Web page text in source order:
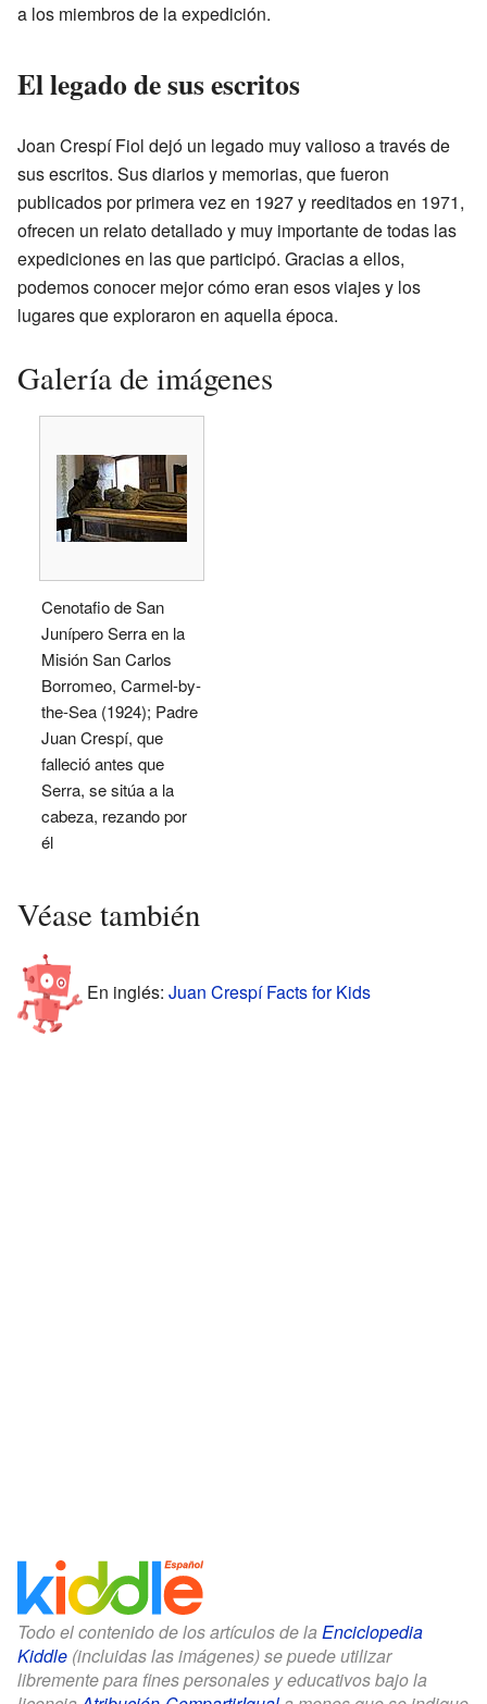
a los miembros de la expedición.
El legado de sus escritos
Joan Crespí Fiol dejó un legado muy valioso a través de
sus escritos. Sus diarios y memorias, que fueron
publicados por primera vez en 1927 y reeditados en 1971,
ofrecen un relato detallado y muy importante de todas las
expediciones en las que participó. Gracias a ellos,
podemos conocer mejor cómo eran esos viajes y los
lugares que exploraron en aquella época.
Galería de imágenes
Cenotafio de San
Junípero Serra en la
Misión San Carlos
Borromeo, Carmel-by-
the-Sea (1924); Padre
Juan Crespí, que
falleció antes que
Serra, se sitúa a la
cabeza, rezando por
él
Véase también
En inglés: Juan Crespí Facts for Kids
Todo el contenido de los artículos de la Enciclopedia
Kiddle (incluidas las imágenes) se puede utilizar
libremente para fines personales y educativos bajo la